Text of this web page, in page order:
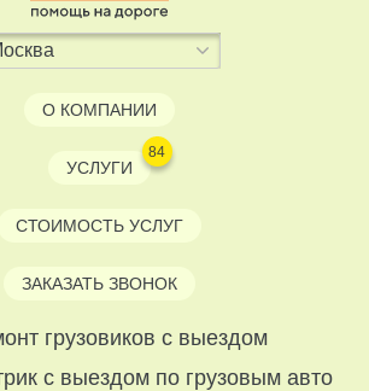
О КОМПАНИИ
УСЛУГИ
84
СТОИМОСТЬ УСЛУГ
ЗАКАЗАТЬ ЗВОНОК
грузовиков с выездом
с выездом по грузовым авто